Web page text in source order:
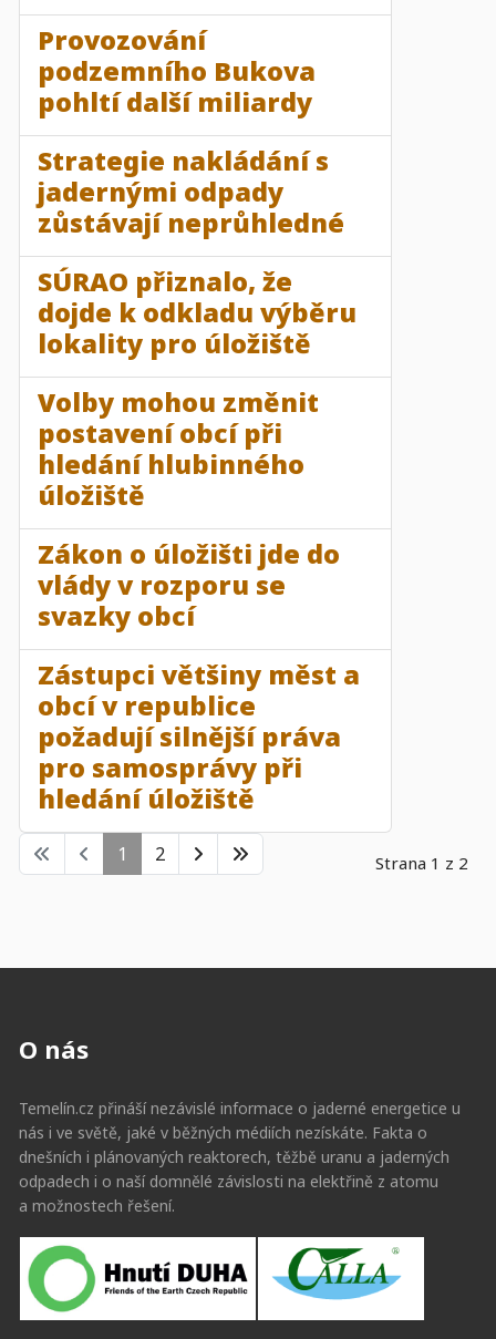
Provozování
podzemního Bukova
pohltí další miliardy
Strategie nakládání s
jadernými odpady
zůstávají neprůhledné
SÚRAO přiznalo, že
dojde k odkladu výběru
lokality pro úložiště
Volby mohou změnit
postavení obcí při
hledání hlubinného
úložiště
Zákon o úložišti jde do
vlády v rozporu se
svazky obcí
Zástupci většiny měst a
obcí v republice
požadují silnější práva
pro samosprávy při
hledání úložiště
Strana 1 z 2
1 2
O nás
Temelín.cz přináší nezávislé informace o jaderné energetice u
nás i ve světě, jaké v běžných médiích nezískáte. Fakta o
dnešních i plánovaných reaktorech, těžbě uranu a jaderných
odpadech i o naší domnělé závislosti na elektřině z atomu
a možnostech řešení.